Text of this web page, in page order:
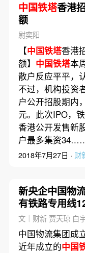
中国铁塔香港
额
尉奕阳
【中国铁塔香港
额】 中国铁塔本
散户反应平平，
不过，机构投资
户公开招股期内
元。此次IPO，
香港公开发售新
户最多集资
2018年7月27日 · 财
新央企中国物
有铁路专用线
文｜财新 贾天琼 白
中国物流集团成
近年成立的中国